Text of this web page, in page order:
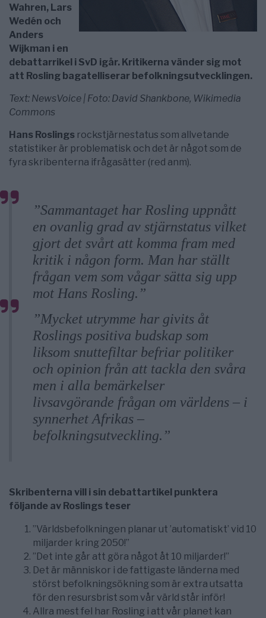
Wahren, Lars
Wedén och
Anders
Wijkman i en
debattarrikel i SvD igår. Kritikerna vänder sig mot
att Rosling bagatelliserar befolkningsutvecklingen.
Text: NewsVoice | Foto: David Shankbone, Wikimedia
Commons
Hans Roslings rockstjärnestatus som allvetande
statistiker är problematisk och det är något som de
fyra skribenterna ifrågasätter (red anm).
”Sammantaget har Rosling uppnått
en ovanlig grad av stjärnstatus vilket
gjort det svårt att komma fram med
kritik i någon form. Man har ställt
frågan vem som vågar sätta sig upp
mot Hans Rosling.”
”Mycket utrymme har givits åt
Roslings positiva budskap som
liksom snuttefiltar befriar politiker
och opinion från att tackla den svåra
men i alla bemärkelser
livsavgörande frågan om världens – i
synnerhet Afrikas –
befolkningsutveckling.”
Skribenterna vill i sin debattartikel punktera
följande av Roslings teser
”Världsbefolkningen planar ut ’automatiskt’ vid 10
miljarder kring 2050!”
”Det inte går att göra något åt 10 miljarder!”
Det är människor i de fattigaste länderna med
störst befolkningsökning som är extra utsatta
för den resursbrist som vår värld står inför!
Allra mest fel har Rosling i att vår planet kan